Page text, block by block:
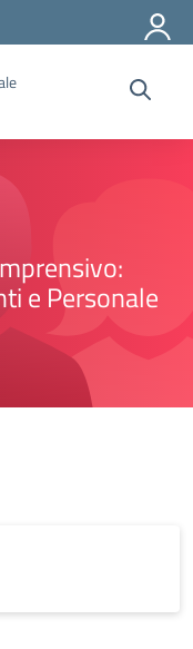
e Personale